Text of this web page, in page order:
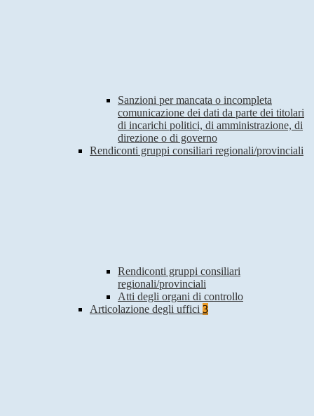
Sanzioni per mancata o incompleta
comunicazione dei dati da parte dei titolari
di incarichi politici, di amministrazione, di
direzione o di governo
Rendiconti gruppi consiliari regionali/provinciali
Rendiconti gruppi consiliari
regionali/provinciali
Atti degli organi di controllo
Articolazione degli uffici 3